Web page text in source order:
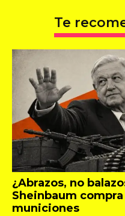
Te
¿Abrazos, no
Sheinbaum
municiones